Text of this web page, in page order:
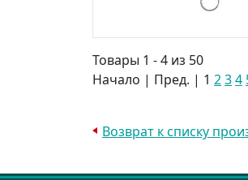
Товары 1 - 4 из 50
Начало | Пред. | 1 234
Возврат к списку